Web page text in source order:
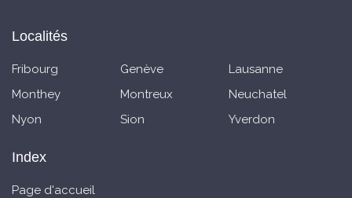
Localités
Fribourg Genève
Lausanne
Monthey
Montreux
Neuchatel
Nyon
Sion Yverdon
Index
Page d'accueil